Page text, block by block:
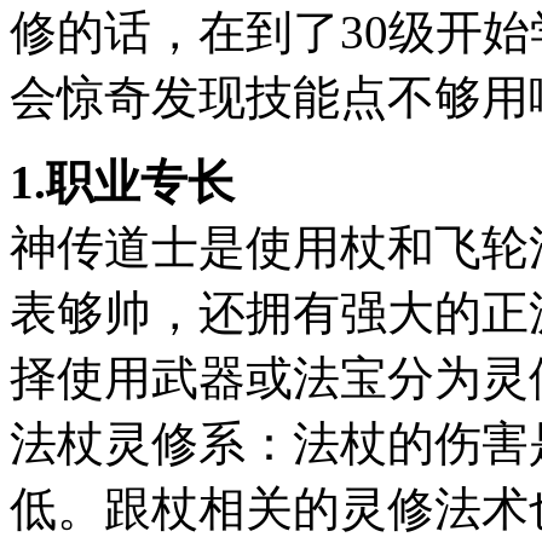
修的话，在到了30级开
会惊奇发现技能点不够用
1.职业专长
神传道士是使用杖和飞
表够帅，还拥有强大的
择使用武器或法宝分为
法杖灵修系：法杖的伤
低。跟杖相关的灵修法